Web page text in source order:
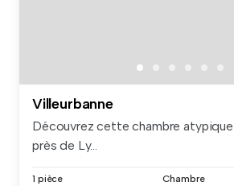
Villeurbanne
Découvrez cette chambre
près de Ly...
1 pièce Chambre